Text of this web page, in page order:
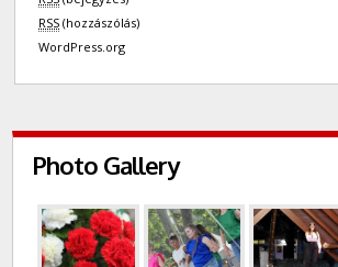
RSS (hozzászólás)
WordPress.org
Photo Gallery